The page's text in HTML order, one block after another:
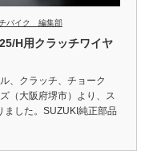
バイク 編集部
H用クラッチワイヤ
、クラッチ、チョーク
（大阪府堺市）より、ス
ました。SUZUKI純正部品